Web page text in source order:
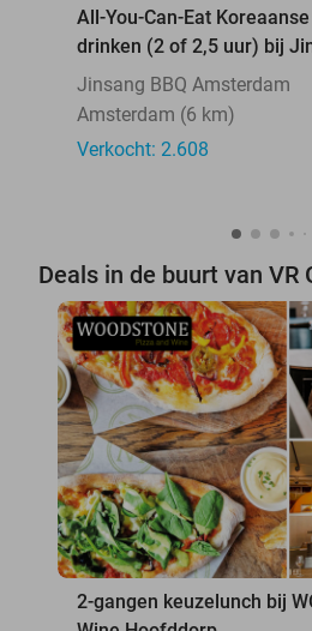
All-You-Can-Eat
drinken (2 of 2,5 uur) bij
Amsterdam
Jinsang BBQ Amsterdam
Amsterdam (6 km)
Verkocht: 2.608
Deals in de buurt van VR
2-gangen keuzelunch bij